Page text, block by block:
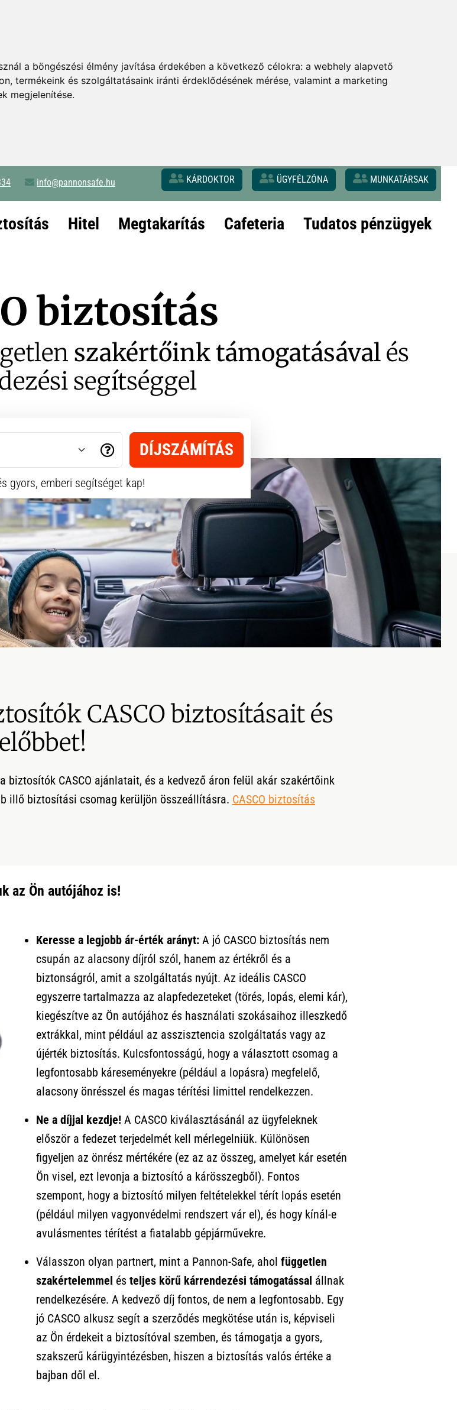
a böngészési élmény javítása érdekében a következő célokra: a webhely alapvető
, termékeink és szolgáltatásaink iránti érdeklődésének mérése, valamint a marketing
megjelenítése.
info@pannonsafe.hu KÁRDOKTOR ÜGYFÉLZÓNA MUNKATÁRSAK
Hitel Megtakarítás Cafeteria Tudatos pénzügyek
biztosítás
szakértőink támogatásávalés
segítséggel
DÍJSZÁMÍTÁS
gyors, emberi segítséget kap!
CASCO biztosításait és
biztosítók CASCO ajánlatait, és a kedvező áron felül akár szakértőink
illő biztosítási csomag kerüljön összeállításra. CASCO biztosítás
az Ön autójához is!
Keresse a legjobb ár-érték arányt: A jó CASCO biztosítás nem
csupán az alacsony díjról szól, hanem az értékről és a
biztonságról, amit a szolgáltatás nyújt. Az ideális CASCO
egyszerre tartalmazza az alapfedezeteket (törés, lopás, elemi kár),
kiegészítve az Ön autójához és használati szokásaihoz illeszkedő
extrákkal, mint például az asszisztencia szolgáltatás vagy az
újérték biztosítás. Kulcsfontosságú, hogy a választott csomag a
legfontosabb káreseményekre (például a lopásra) megfelelő,
alacsony önrésszel és magas térítési limittel rendelkezzen.
Ne a díjjal kezdje! A CASCO kiválasztásánál az ügyfeleknek
először a fedezet terjedelmét kell mérlegelniük. Különösen
figyeljen az önrész mértékére (ez az az összeg, amelyet kár esetén
Ön visel, ezt levonja a biztosító a kárösszegből). Fontos
szempont, hogy a biztosító milyen feltételekkel térít lopás esetén
(például milyen vagyonvédelmi rendszert vár el), és hogy kínál-e
avulásmentes térítést a fiatalabb gépjárművekre.
Válasszon olyan partnert, mint a Pannon-Safe, ahol független
szakértelemmel és teljes körű kárrendezési támogatással állnak
rendelkezésére. A kedvező díj fontos, de nem a legfontosabb. Egy
jó CASCO alkusz segít a szerződés megkötése után is, képviseli
az Ön érdekeit a biztosítóval szemben, és támogatja a gyors,
szakszerű kárügyintézésben, hiszen a biztosítás valós értéke a
bajban dől el.